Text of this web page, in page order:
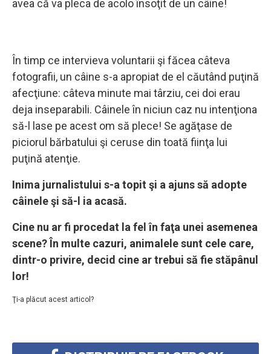
avea că va pleca de acolo însoţit de un câine!
În timp ce intervieva voluntarii şi făcea câteva
fotografii, un câine s-a apropiat de el căutând puţină
afecţiune: câteva minute mai târziu, cei doi erau
deja inseparabili. Câinele în niciun caz nu intenţiona
să-l lase pe acest om să plece! Se agăţase de
piciorul bărbatului şi ceruse din toată fiinţa lui
puţină atenţie.
Inima jurnalistului s-a topit şi a ajuns să adopte
câinele şi să-l ia acasă.
Cine nu ar fi procedat la fel în faţa unei asemenea
scene? În multe cazuri, animalele sunt cele care,
dintr-o privire, decid cine ar trebui să fie stăpânul
lor!
Ţi-a plăcut acest articol?